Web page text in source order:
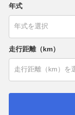
年式
走行距離（km）